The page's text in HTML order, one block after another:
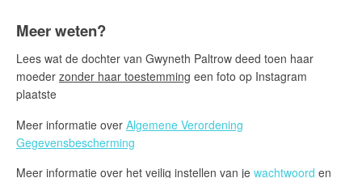
Meer weten?
Lees wat de dochter van Gwyneth Paltrow deed toen haar
moeder zonder haar toestemming een foto op Instagram
plaatste
Meer informatie over Algemene Verordening
Gegevensbescherming
Meer informatie over het veilig instellen van je wachtwoord en